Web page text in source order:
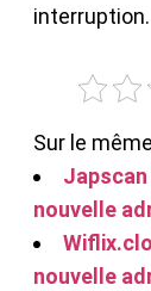
interruption.
Sur le
nouvelle
nouvelle